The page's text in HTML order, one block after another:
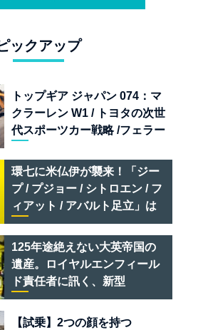
ックアップ
トップギア ジャパン 074：マ
クラーレン W1 / トヨタの次世
代スポーツカー戦略 /フェラー
リオ /ベントレー スーパース
ポーツ
環七に米仏伊が襲来！「ジー
プ / プジョー / シトロエン / フ
ィアット / アバルト足立」は
クルマのセレクトショップで
ある
125年途絶えない大英帝国の
遺産。ロイヤルエンフィール
ド責任者に訊く、新型
「BULLET 650」と“時間の
質”を愛する理由
【試乗】2つの顔を持つ